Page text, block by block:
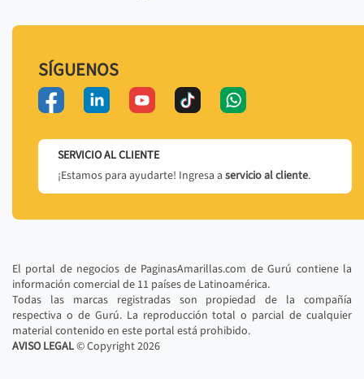
SÍGUENOS
SERVICIO AL CLIENTE
¡Estamos para ayudarte! Ingresa a servicio al cliente.
El portal de negocios de PaginasAmarillas.com de Gurú contiene la
información comercial de 11 países de Latinoamérica.
Todas las marcas registradas son propiedad de la compañía
respectiva o de Gurú. La reproducción total o parcial de cualquier
material contenido en este portal está prohibido.
AVISO LEGAL© Copyright2026